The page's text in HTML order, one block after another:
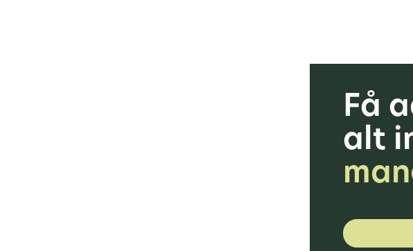
Få
alt